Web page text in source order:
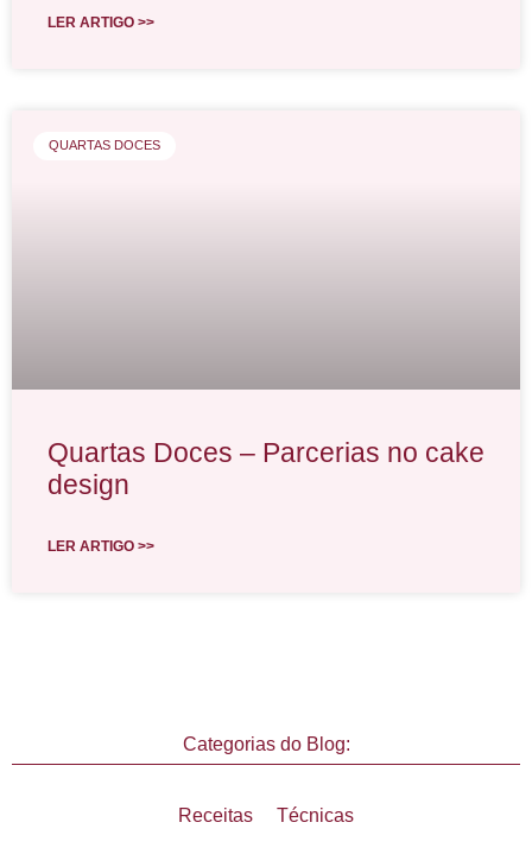
LER ARTIGO >>
QUARTAS DOCES
Quartas Doces – Parcerias no cake
design
LER ARTIGO >>
Categorias do Blog:
Receitas Técnicas